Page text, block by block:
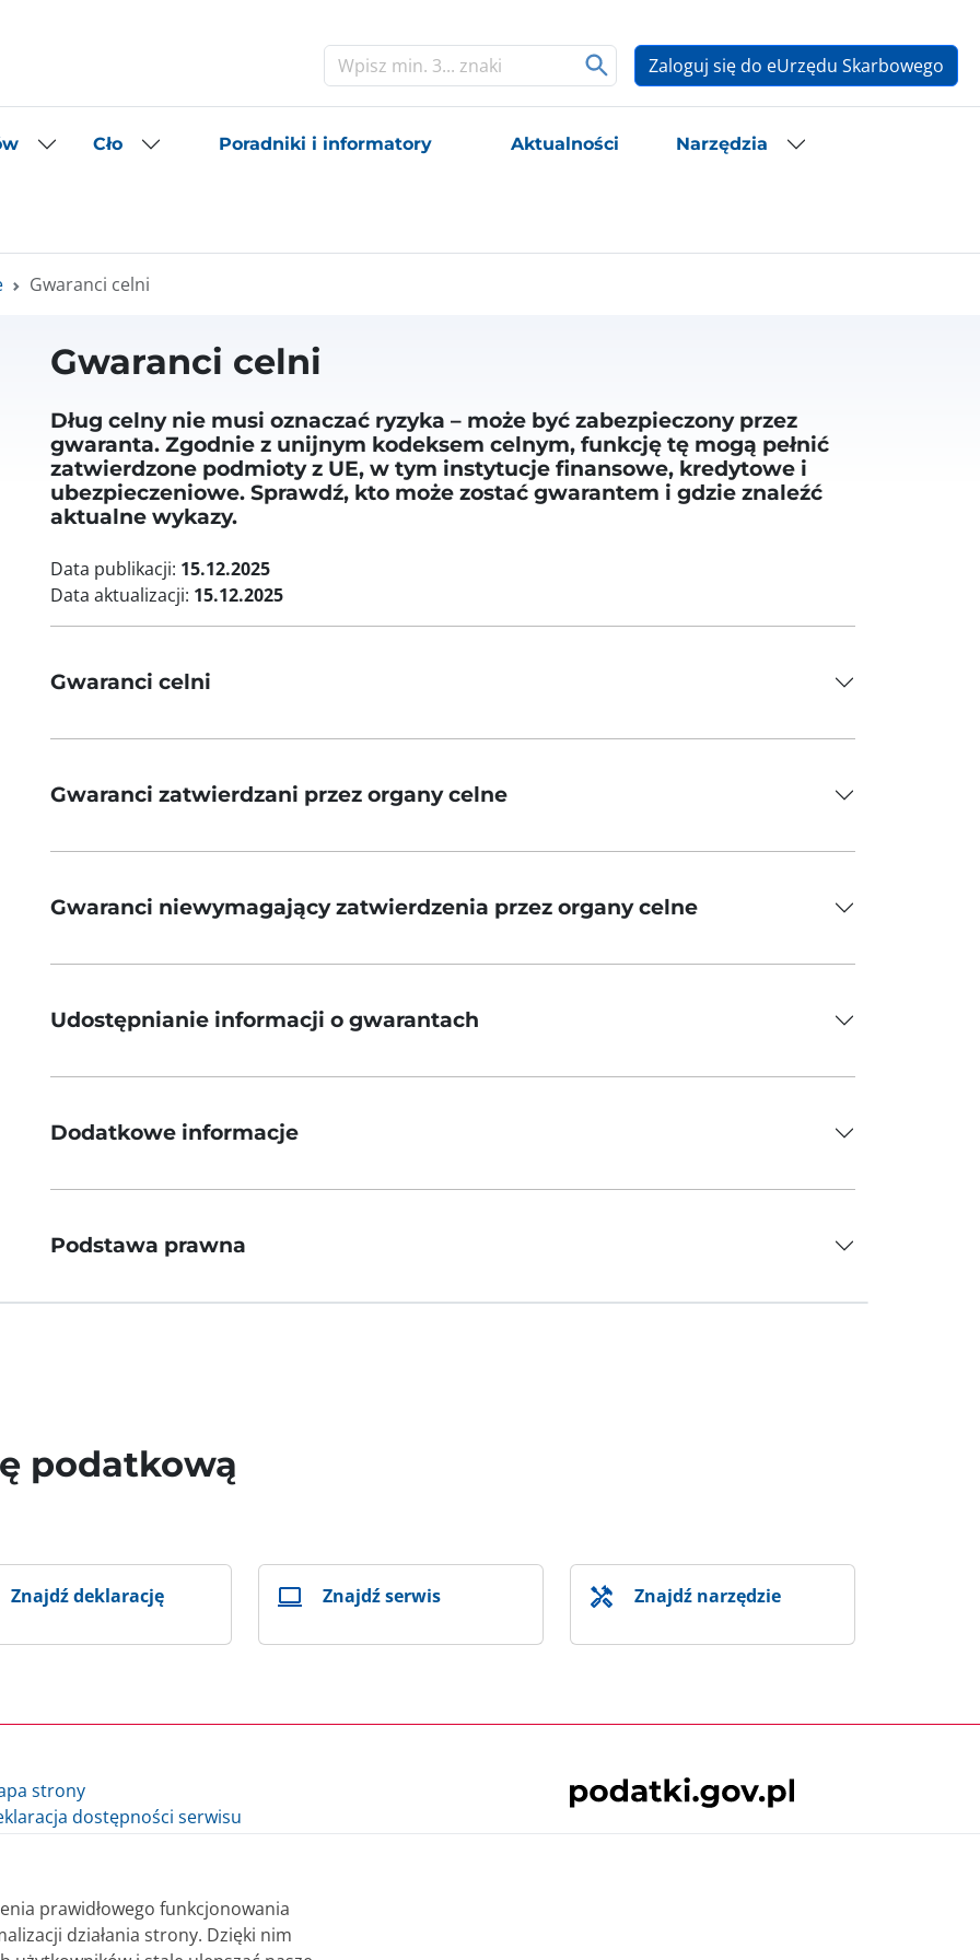
Zaloguj się do eUrzędu Skarbowego
Cło Poradniki i informatory Aktualności Narzędzia
Gwaranci celni
Gwaranci celni
Dług celny nie musi oznaczać ryzyka – może być zabezpieczony przez
gwaranta. Zgodnie z unijnym kodeksem celnym, funkcję tę mogą pełnić
zatwierdzone podmioty z UE, w tym instytucje finansowe, kredytowe i
ubezpieczeniowe. Sprawdź, kto może zostać gwarantem i gdzie znaleźć
aktualne wykazy.
Data publikacji: 15.12.2025
Data aktualizacji: 15.12.2025
Gwaranci celni
Gwaranci zatwierdzani przez organy celne
Gwaranci niewymagający zatwierdzenia przez organy celne
Udostępnianie informacji o gwarantach
Dodatkowe informacje
Podstawa prawna
podatkową
Znajdź deklarację Znajdź serwis Znajdź narzędzie
strony
dostępności serwisu
cookie
informacyjna Szefa Krajowej Administracji Skarbowej
- archiwum
prawidłowego funkcjonowania
działania strony. Dzięki nim